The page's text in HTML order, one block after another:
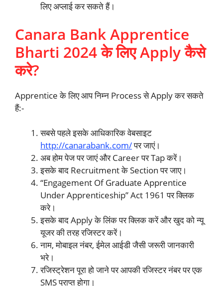
लिए अप्लाई कर सकते हैं।
Canara Bank Apprentice
Bharti 2024 के लिए Apply कैसे
करे?
Apprentice के लिए आप निम्न Process से Apply कर सकते
हैं:-
सबसे पहले इसके आधिकारिक वेबसाइट
http://canarabank.com/पर जाएं।
अब होम पेज पर जाएं और Career पर Tap करें।
इसके बाद Recruitment के Section पर जाए।
“Engagement Of Graduate Apprentice
Under Apprenticeship” Act 1961 पर क्लिक
करे।
इसके बाद Apply के लिंक पर क्लिक करें और खुद को न्यू
यूजर की तरह रजिस्टर करें।
नाम, मोबाइल नंबर, ईमेल आईडी जैसी जरूरी जानकारी
भरे।
रजिस्ट्रेशन पूरा हो जाने पर आपकी रजिस्टर नंबर पर एक
SMS प्राप्त होगा।